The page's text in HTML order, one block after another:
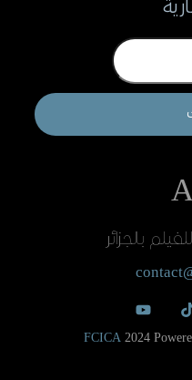
بالجزائر
FCICA 2024